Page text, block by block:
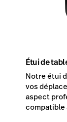
Étui de
Notre étui
vos
aspect
compatible